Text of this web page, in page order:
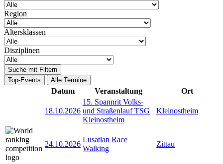
Region
Altersklassen
Disziplinen
Suche mit Filtern
Top-Events
Alle Termine
Datum Veranstaltung Ort
18.10.2026
15. Spannrit Volks-
und Straßenlauf TSG
Kleinostheim
Kleinostheim
24.10.2026
Lusatian Race
Walking
Zittau